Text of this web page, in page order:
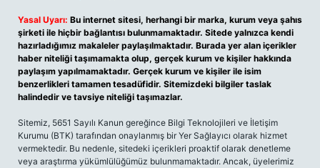
Yasal Uyarı: Bu internet sitesi, herhangi bir marka, kurum veya şahıs
şirketi ile hiçbir bağlantısı bulunmamaktadır. Sitede yalnızca kendi
hazırladığımız makaleler paylaşılmaktadır. Burada yer alan içerikler
haber niteliği taşımamakta olup, gerçek kurum ve kişiler hakkında
paylaşım yapılmamaktadır. Gerçek kurum ve kişiler ile isim
benzerlikleri tamamen tesadüfidir. Sitemizdeki bilgiler taslak
halindedir ve tavsiye niteliği taşımazlar.
Sitemiz, 5651 Sayılı Kanun gereğince Bilgi Teknolojileri ve İletişim
Kurumu (BTK) tarafından onaylanmış bir Yer Sağlayıcı olarak hizmet
vermektedir. Bu nedenle, sitedeki içerikleri proaktif olarak denetleme
veya araştırma yükümlülüğümüz bulunmamaktadır. Ancak, üyelerimiz